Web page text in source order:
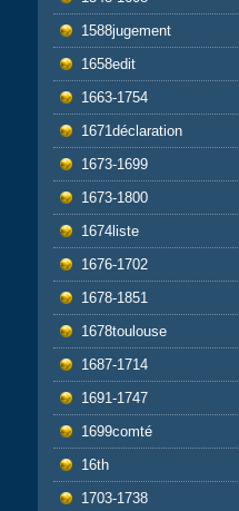
1588jugement
1658edit
1663-1754
1671déclaration
1673-1699
1673-1800
1674liste
1676-1702
1678-1851
1678toulouse
1687-1714
1691-1747
1699comté
16th
1703-1738